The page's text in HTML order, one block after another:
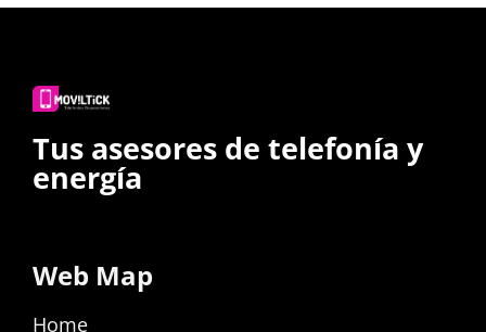
Tus asesores de telefonía y
energía
Web Map
Home